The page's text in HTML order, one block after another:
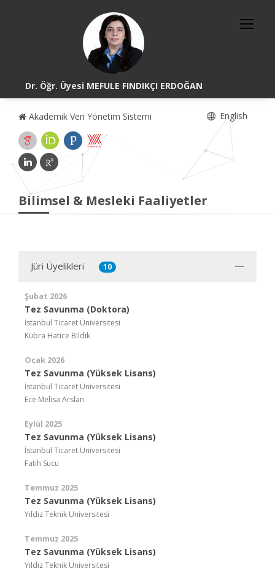
Dr. Öğr. Üyesi MEFULE FINDIKÇI ERDOĞAN
Akademik Veri Yönetim Sistemi English
Bilimsel & Mesleki Faaliyetler
Jüri Üyelikleri 10
Şubat 2026
Tez Savunma (Doktora)
İstanbul Ticaret Üniversitesi
Kübra Hatice Bildik
Ocak 2026
Tez Savunma (Yüksek Lisans)
İstanbul Ticaret Üniversitesi
Ece Melisa Arslan
Eylül 2025
Tez Savunma (Yüksek Lisans)
İstanbul Ticaret Üniversitesi
Fatih Sucu
Temmuz 2025
Tez Savunma (Yüksek Lisans)
Yıldız Teknik Üniversitesi
Temmuz 2025
Tez Savunma (Yüksek Lisans)
Yıldız Teknik Üniversitesi